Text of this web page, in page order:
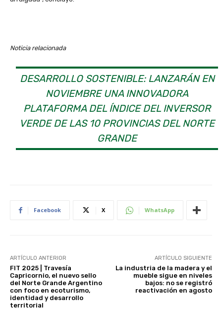
Noticia relacionada
DESARROLLO SOSTENIBLE: LANZARÁN EN
NOVIEMBRE UNA INNOVADORA
PLATAFORMA DEL ÍNDICE DEL INVERSOR
VERDE DE LAS 10 PROVINCIAS DEL NORTE
GRANDE
Facebook X WhatsApp
ARTÍCULO ANTERIOR
FIT 2025 | Travesía
Capricornio, el nuevo sello
del Norte Grande Argentino
con foco en ecoturismo,
identidad y desarrollo
territorial
ARTÍCULO SIGUIENTE
La industria de la madera y el
mueble sigue en niveles
bajos: no se registró
reactivación en agosto